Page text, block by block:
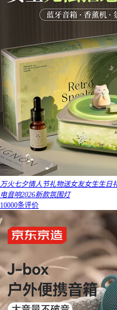
万火七夕情人节礼物送女友女生生日
电音响2026新款氛围灯
10000条评价